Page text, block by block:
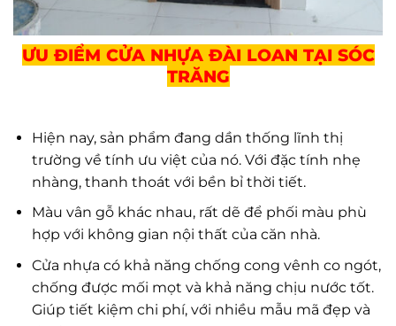
ƯU ĐIỂM CỬA NHỰA ĐÀI LOAN TẠI SÓC
TRĂNG
Hiện nay, sản phẩm đang dần thống lĩnh thị
trường về tính ưu việt của nó. Với đặc tính nhẹ
nhàng, thanh thoát với bền bỉ thời tiết.
Màu vân gỗ khác nhau, rất dẽ để phối màu phù
hợp với không gian nội thất của căn nhà.
Cửa nhựa có khả năng chống cong vênh co ngót,
chống được mối mọt và khả năng chịu nước tốt.
Giúp tiết kiệm chi phí, với nhiều mẫu mã đẹp và